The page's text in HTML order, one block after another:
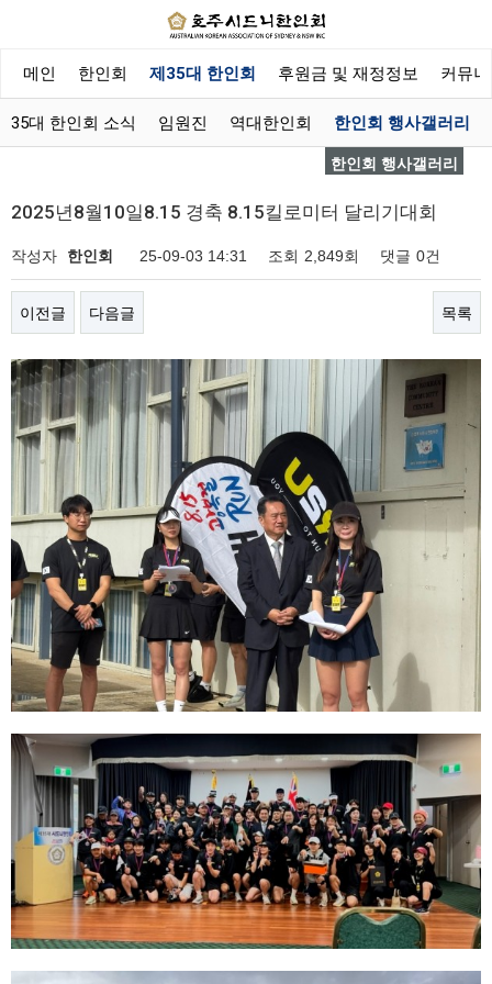
메인 한인회 제35대 한인회 후원금 및 재정정보 커뮤
35대 한인회 소식 임원진 역대한인회 한인회 행사갤러리
한인회 행사갤러리
2025년8월10일8.15 경축 8.15킬로미터 달리기대회
작성자 한인회 25-09-03 14:31 조회 2,849회 댓글 0건
이전글 다음글 목록